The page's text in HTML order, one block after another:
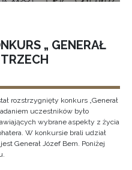
„ GENERAŁ
rozstrzygnięty konkurs „Generał
uczestników było
wybrane aspekty z życia
W konkursie brali udział
Generał Józef Bem. Poniżej